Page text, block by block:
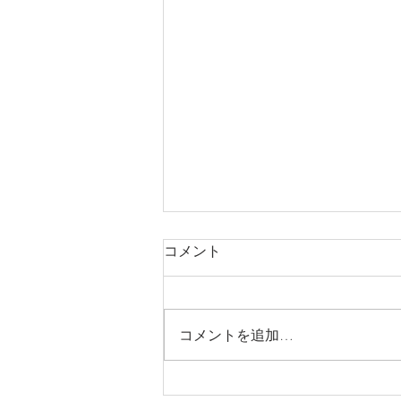
井筒法衣店WEBカタログ 念
コメント
コメントを追加…